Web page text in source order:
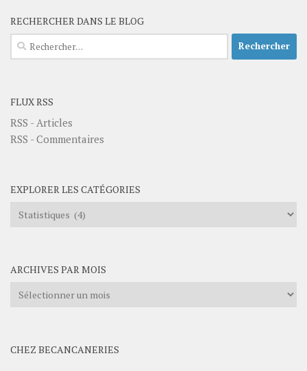
RECHERCHER DANS LE BLOG
Rechercher :
FLUX RSS
RSS - Articles
RSS - Commentaires
EXPLORER LES CATÉGORIES
Explorer
ARCHIVES PAR MOIS
Archives
CHEZ BECANCANERIES